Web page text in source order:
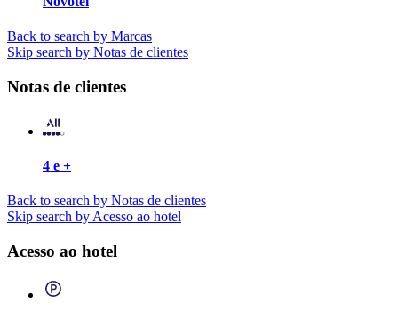
Back to search by Marcas
Skip search by Notas de clientes
Notas de clientes
4 e +
Back to search by Notas de clientes
Skip search by Acesso ao hotel
Acesso ao hotel